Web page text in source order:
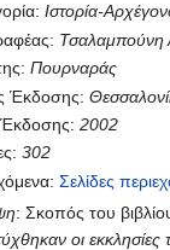
Ιστορία-
Τσαλαμπούνη
Πουρναράς
Έκδοσης:
2002
302
Σελίδες
: Σκοπός του
οι